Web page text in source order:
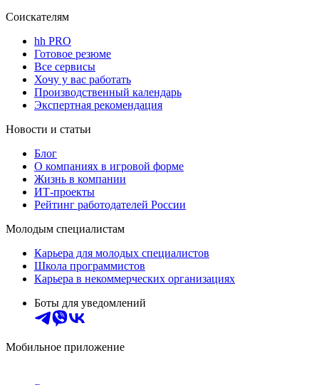
Соискателям
hh PRO
Готовое резюме
Все сервисы
Хочу у вас работать
Производственный календарь
Экспертная рекомендация
Новости и статьи
Блог
О компаниях в игровой форме
Жизнь в компании
ИТ-проекты
Рейтинг работодателей России
Молодым специалистам
Карьера для молодых специалистов
Школа программистов
Карьера в некоммерческих организациях
Боты для уведомлений
Мобильное приложение